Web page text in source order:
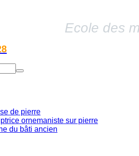
Ecole des
de pierre
ornemaniste sur pierre
du bâti ancien